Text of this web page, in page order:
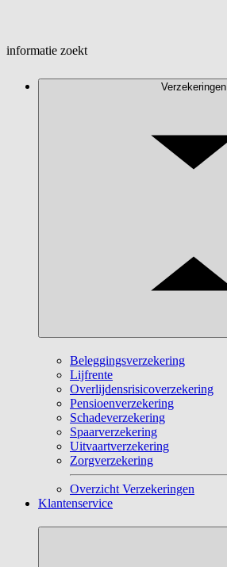
informatie zoekt
Verzekeringen
Beleggingsverzekering
Lijfrente
Overlijdensrisicoverzekering
Pensioenverzekering
Schadeverzekering
Spaarverzekering
Uitvaartverzekering
Zorgverzekering
Overzicht Verzekeringen
Klantenservice